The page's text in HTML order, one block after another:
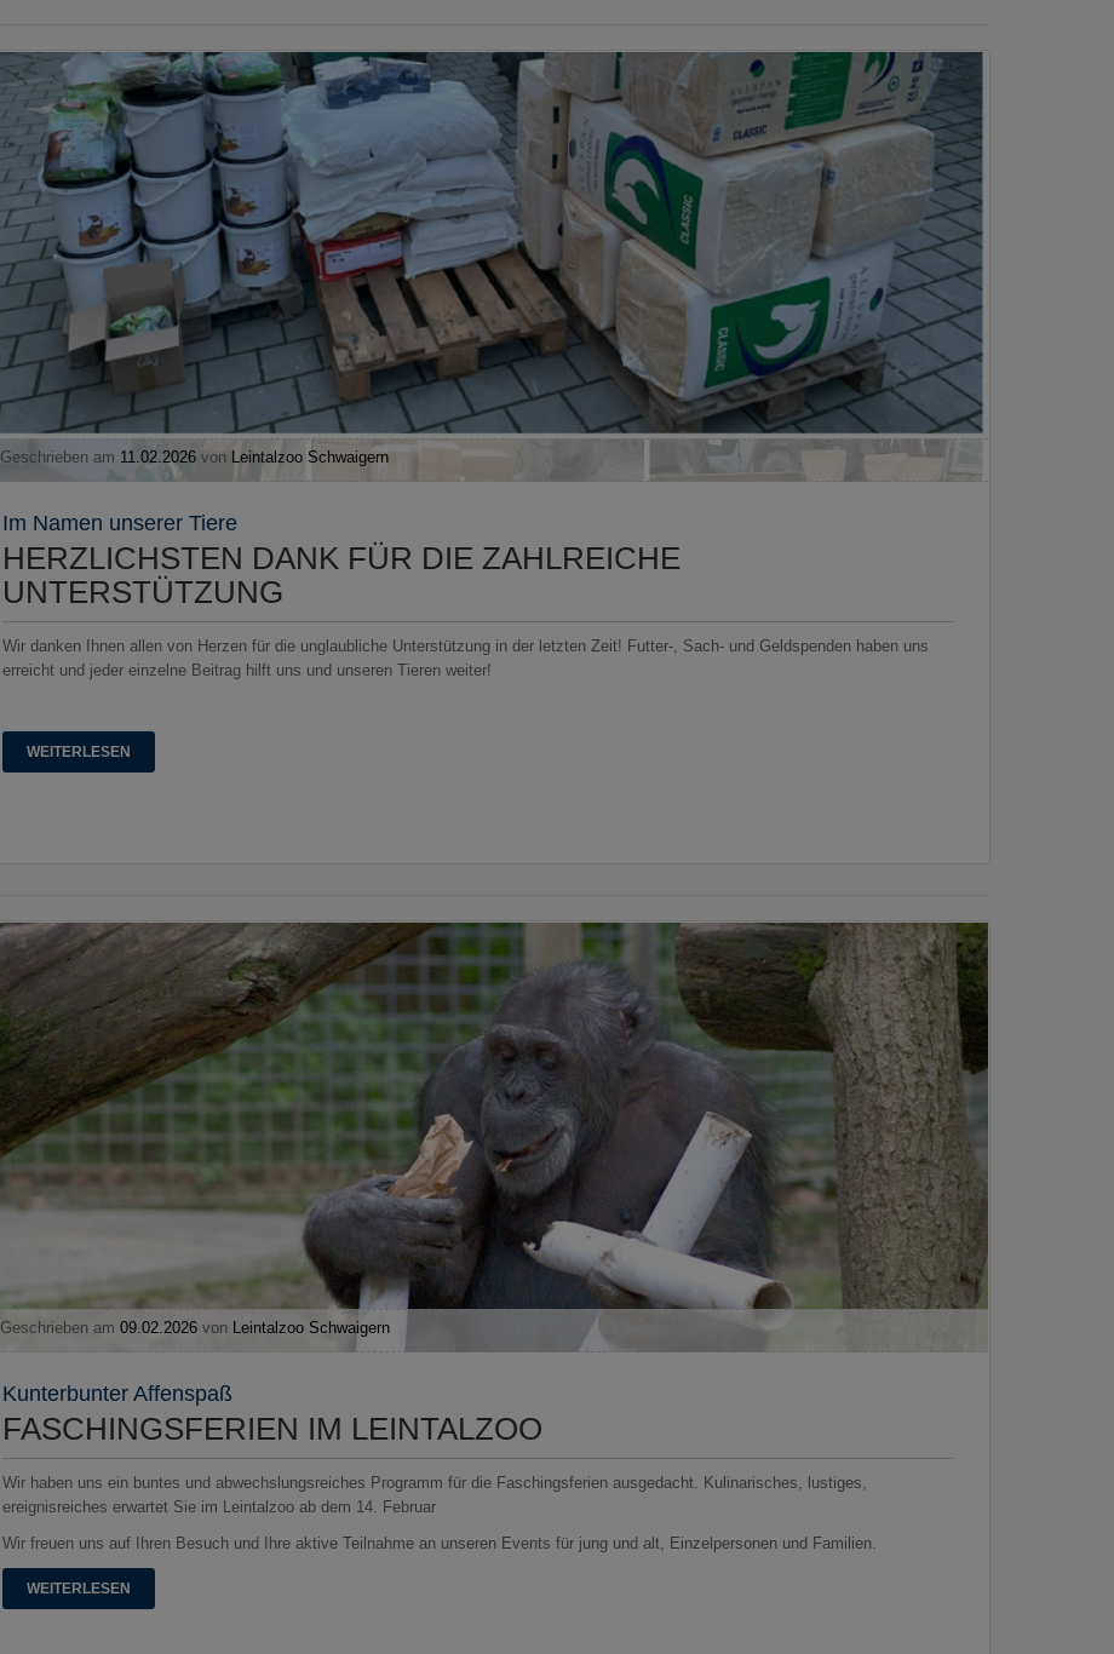
Geschrieben am 11.02.2026von Leintalzoo Schwaigern
Im Namen unserer Tiere
HERZLICHSTEN DANK FÜR DIE ZAHLREICHE
UNTERSTÜTZUNG
Wir danken Ihnen allen von Herzen für die unglaubliche Unterstützung in der letzten Zeit! Futter-, Sach- und Geldspenden haben uns
erreicht und jeder einzelne Beitrag hilft uns und unseren Tieren weiter!
WEITERLESEN
Geschrieben am 09.02.2026von Leintalzoo Schwaigern
Kunterbunter Affenspaß
FASCHINGSFERIEN IM LEINTALZOO
Wir haben uns ein buntes und abwechslungsreiches Programm für die Faschingsferien ausgedacht. Kulinarisches, lustiges,
ereignisreiches erwartet Sie im Leintalzoo ab dem 14. Februar
Wir freuen uns auf Ihren Besuch und Ihre aktive Teilnahme an unseren Events für jung und alt, Einzelpersonen und Familien.
WEITERLESEN